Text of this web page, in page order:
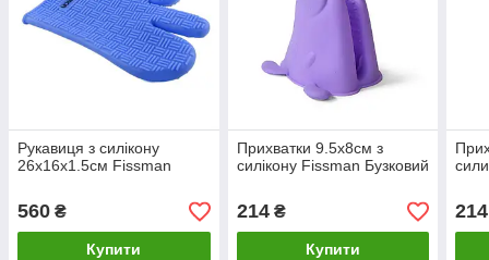
Рукавиця з силікону
26х16х1.5см Fissman
560 ₴
Купити
Прихватки 9.5х8см з
силікону Fissman Бузковий
214₴
Купити
214